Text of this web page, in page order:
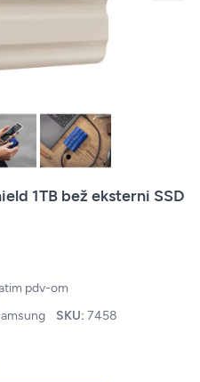
1TB bež eksterni SSD
pdv-om
SKU: 7458